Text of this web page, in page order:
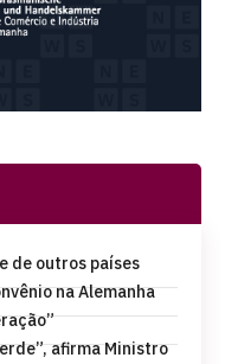
de outros países
na Alemanha
afirma Ministro